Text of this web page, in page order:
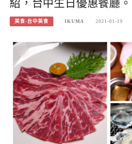
紹，台中生日優惠餐廳。
美食-台中美食 IKUMA 2021-01-19